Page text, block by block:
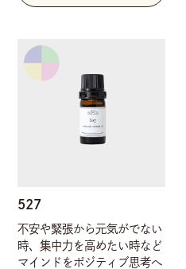
527
不安や緊張から元気がでない
時、集中力を高めたい時など
マインドをポジティブ思考へ